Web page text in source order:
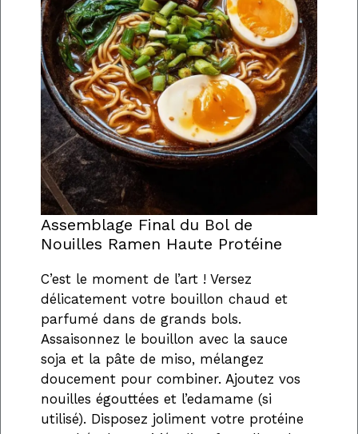
Assemblage Final du Bol de
Nouilles Ramen Haute Protéine
C’est le moment de l’art ! Versez
délicatement votre bouillon chaud et
parfumé dans de grands bols.
Assaisonnez le bouillon avec la sauce
soja et la pâte de miso, mélangez
doucement pour combiner. Ajoutez vos
nouilles égouttées et l’edamame (si
utilisé). Disposez joliment votre protéine